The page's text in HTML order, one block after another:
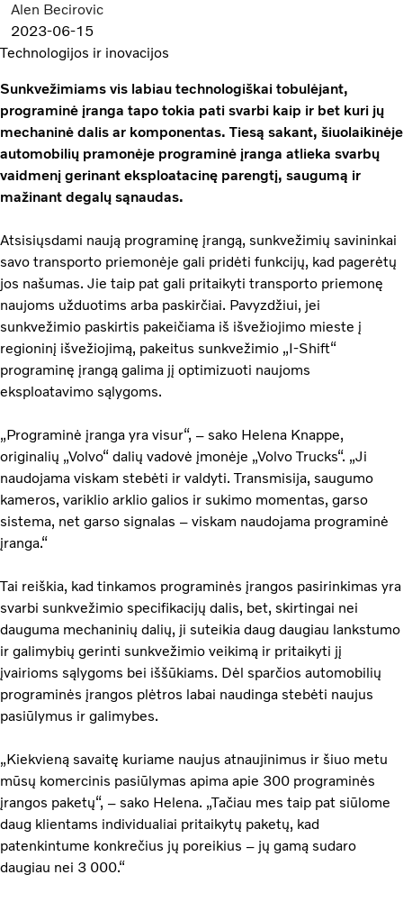
Alen Becirovic
2023-06-15
Technologijos ir inovacijos
Sunkvežimiams vis labiau technologiškai tobulėjant,
programinė įranga tapo tokia pati svarbi kaip ir bet kuri jų
mechaninė dalis ar komponentas. Tiesą sakant, šiuolaikinėje
automobilių pramonėje programinė įranga atlieka svarbų
vaidmenį gerinant eksploatacinę parengtį, saugumą ir
mažinant degalų sąnaudas.
Atsisiųsdami naują programinę įrangą, sunkvežimių savininkai
savo transporto priemonėje gali pridėti funkcijų, kad pagerėtų
jos našumas. Jie taip pat gali pritaikyti transporto priemonę
naujoms užduotims arba paskirčiai. Pavyzdžiui, jei
sunkvežimio paskirtis pakeičiama iš išvežiojimo mieste į
regioninį išvežiojimą, pakeitus sunkvežimio „I-Shift“
programinę įrangą galima jį optimizuoti naujoms
eksploatavimo sąlygoms.
„Programinė įranga yra visur“, – sako Helena Knappe,
originalių „Volvo“ dalių vadovė įmonėje „Volvo Trucks“. „Ji
naudojama viskam stebėti ir valdyti. Transmisija, saugumo
kameros, variklio arklio galios ir sukimo momentas, garso
sistema, net garso signalas – viskam naudojama programinė
įranga.“
Tai reiškia, kad tinkamos programinės įrangos pasirinkimas yra
svarbi sunkvežimio specifikacijų dalis, bet, skirtingai nei
dauguma mechaninių dalių, ji suteikia daug daugiau lankstumo
ir galimybių gerinti sunkvežimio veikimą ir pritaikyti jį
įvairioms sąlygoms bei iššūkiams. Dėl sparčios automobilių
programinės įrangos plėtros labai naudinga stebėti naujus
pasiūlymus ir galimybes.
„Kiekvieną savaitę kuriame naujus atnaujinimus ir šiuo metu
mūsų komercinis pasiūlymas apima apie 300 programinės
įrangos paketų“, – sako Helena. „Tačiau mes taip pat siūlome
daug klientams individualiai pritaikytų paketų, kad
patenkintume konkrečius jų poreikius – jų gamą sudaro
daugiau nei 3 000.“